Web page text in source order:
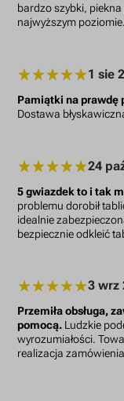
bardzo szybki,
najwyższym
1 sie
Pamiątki na prawdę
Dostawa
24
5 gwiazdek to i tak
problemu dorobił
idealnie
bezpiecznie odkleić
3 wrz
Przemiła obsługa,
pomocą. Ludzkie
wyrozumiałości.
realizacja